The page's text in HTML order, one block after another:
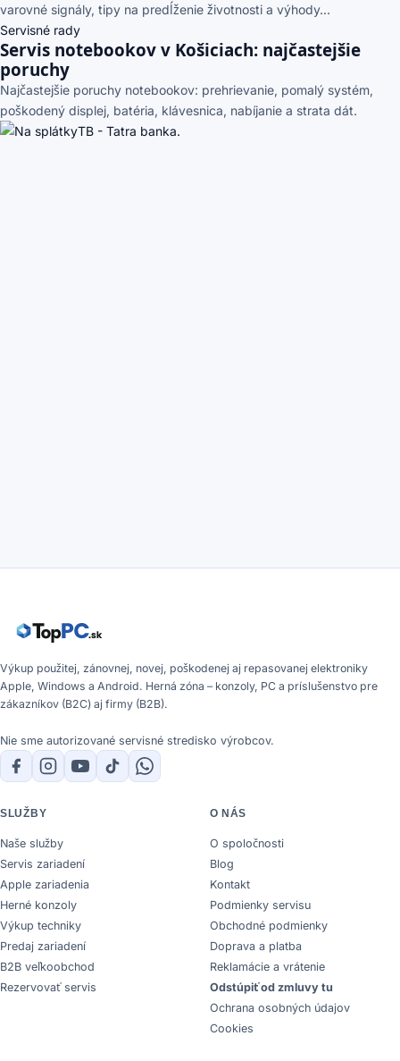
varovné signály, tipy na predĺženie životnosti a výhody...
Servisné rady
Servis notebookov v Košiciach: najčastejšie
poruchy
Najčastejšie poruchy notebookov: prehrievanie, pomalý systém,
poškodený displej, batéria, klávesnica, nabíjanie a strata dát.
Výkup použitej, zánovnej, novej, poškodenej aj repasovanej elektroniky
Apple, Windows a Android. Herná zóna – konzoly, PC a príslušenstvo pre
zákazníkov (B2C) aj firmy (B2B).
Nie sme autorizované servisné stredisko výrobcov.
SLUŽBY
Naše služby
Servis zariadení
Apple zariadenia
Herné konzoly
Výkup techniky
Predaj zariadení
B2B veľkoobchod
Rezervovať servis
O NÁS
O spoločnosti
Blog
Kontakt
Podmienky servisu
Obchodné podmienky
Doprava a platba
Reklamácie a vrátenie
Odstúpiť od zmluvy tu
Ochrana osobných údajov
Cookies